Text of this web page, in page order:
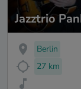
Jazztrio
Berlin
27 km